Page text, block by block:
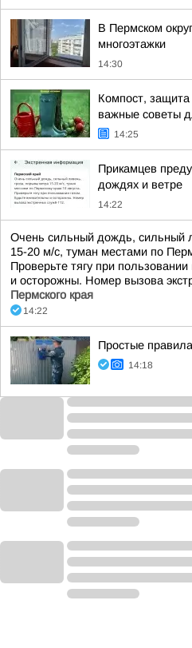
В Пермском
многоэтажки
14:30
Компост, защита
важные советы
14:25
Прикамцев
дождях и ветре
14:22
Очень сильный дождь, сильный
15-20 м/с, туман местами по
Проверьте тягу при
и осторожны. Номер вызова
Пермского края
14:22
Простые
14:18